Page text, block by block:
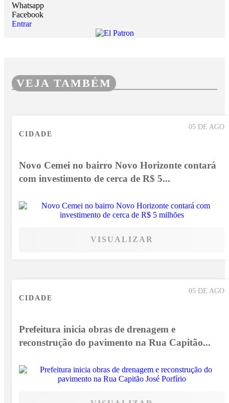
Whatsapp
Facebook
Entrar
VEJA TAMBÉM
05 DE AGO
CIDADE
Novo Cemei no bairro Novo Horizonte contará
com investimento de cerca de R$ 5...
VISUALIZAR
05 DE AGO
CIDADE
Prefeitura inicia obras de drenagem e
reconstrução do pavimento na Rua Capitão...